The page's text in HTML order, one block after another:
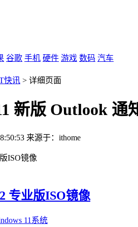
谷歌 手机 硬件 游戏 数码 汽车
快讯 > 详细页面
新版 Outlook 通
来源于：ithome
专业版ISO镜像
11系统